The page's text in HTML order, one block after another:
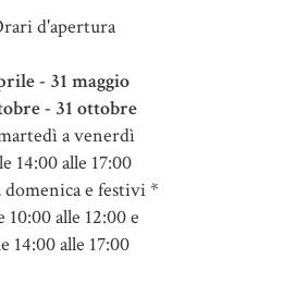
d'apertura
- 31 maggio
- 31 ottobre
a venerdì
14:00 alle 17:00
domenica e festivi *
10:00 alle 12:00 e
14:00 alle 17:00